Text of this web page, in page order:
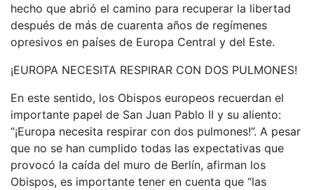
hecho que abrió el camino para recuperar la libertad
después de más de cuarenta años de regímenes
opresivos en países de Europa Central y del Este.
¡EUROPA NECESITA RESPIRAR CON DOS PULMONES!
En este sentido, los Obispos europeos recuerdan el
importante papel de San Juan Pablo II y su aliento:
“¡Europa necesita respirar con dos pulmones!”. A pesar
que no se han cumplido todas las expectativas que
provocó la caída del muro de Berlín, afirman los
Obispos, es importante tener en cuenta que “las